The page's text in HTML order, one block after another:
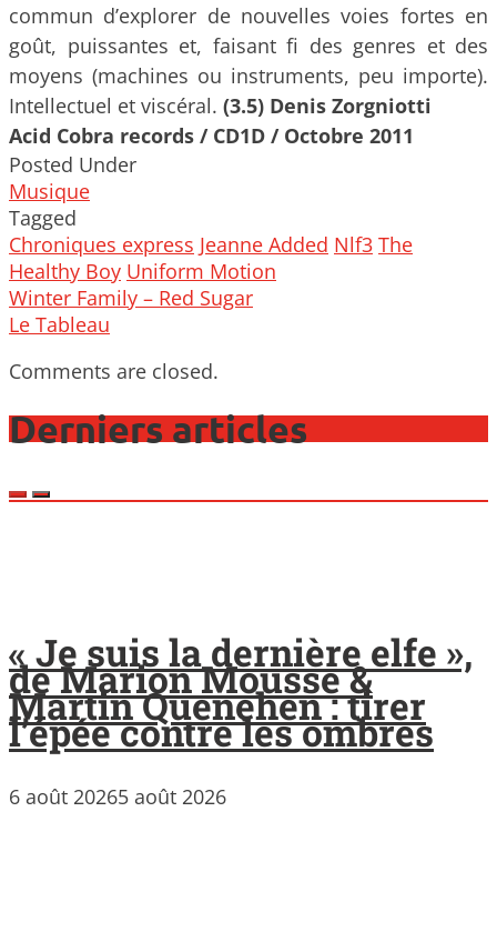
commun d’explorer de nouvelles voies fortes en
goût, puissantes et, faisant fi des genres et des
moyens (machines ou instruments, peu importe).
Intellectuel et viscéral. (3.5) Denis Zorgniotti
Acid Cobra records / CD1D / Octobre 2011
Posted Under
Musique
Tagged
Chroniques express Jeanne Added Nlf3 The
Healthy Boy Uniform Motion
Post
navigation
Winter Family – Red Sugar
Le Tableau
Comments are closed.
Derniers articles
« Je suis la dernière elfe »,
de Marion Mousse &
Martin Quenehen : tirer
l’épée contre les ombres
6 août 20265 août 2026